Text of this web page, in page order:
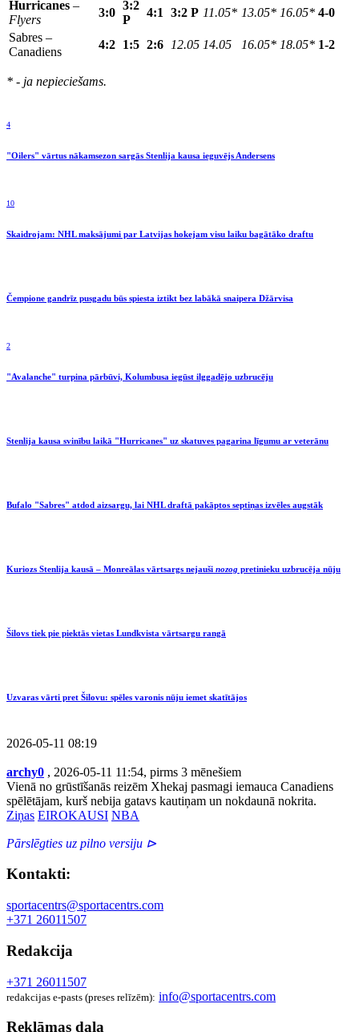
Hurricanes –
Flyers
3:0
3:2
P
4:1 3:2 P 11.05* 13.05* 16.05* 4-0
Sabres –
Canadiens
4:2 1:5 2:6 12.05 14.05 16.05* 18.05* 1-2
* - ja nepieciešams.
4
"Oilers" vārtus nākamsezon sargās Stenlija kausa ieguvējs Andersens
10
Skaidrojam: NHL maksājumi par Latvijas hokejam visu laiku bagātāko draftu
Čempione gandrīz pusgadu būs spiesta iztikt bez labākā snaipera Džārvisa
2
"Avalanche" turpina pārbūvi, Kolumbusa iegūst ilggadējo uzbrucēju
Stenlija kausa svinību laikā "Hurricanes" uz skatuves pagarina līgumu ar veterānu
Bufalo "Sabres" atdod aizsargu, lai NHL draftā pakāptos septiņas izvēles augstāk
Kuriozs Stenlija kausā – Monreālas vārtsargs nejauši nozog pretinieku uzbrucēja nūju
Šilovs tiek pie piektās vietas Lundkvista vārtsargu rangā
Uzvaras vārti pret Šilovu: spēles varonis nūju iemet skatītājos
2026-05-11 08:19
archy0 , 2026-05-11 11:54, pirms 3 mēnešiem
Vienā no grūstīšanās reizēm Xhekaj pasmagi iemauca Canadiens
spēlētājam, kurš nebija gatavs kautiņam un nokdaunā nokrita.
Ziņas EIROKAUSI NBA
Pārslēgties uz pilno versiju ⊳
Kontakti:
sportacentrs@sportacentrs.com
+371 26011507
Redakcija
+371 26011507
redakcijas e-pasts (preses relīzēm): info@sportacentrs.com
Reklāmas daļa